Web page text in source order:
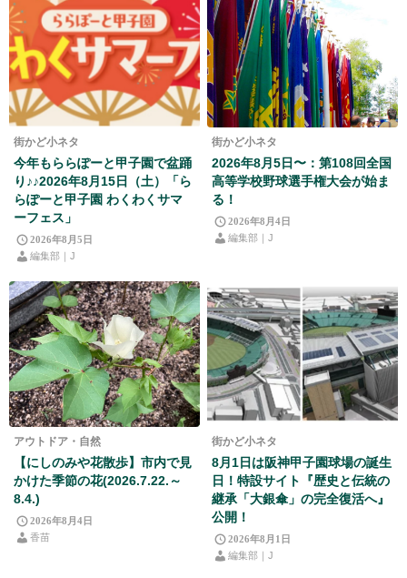
街かど小ネタ
今年もららぽーと甲子園で盆踊
り♪♪2026年8月15日（土）「ら
らぽーと甲子園 わくわくサマ
ーフェス」
2026年8月5日
編集部｜J
街かど小ネタ
2026年8月5日〜：第108回全国
高等学校野球選手権大会が始ま
る！
2026年8月4日
編集部｜J
アウトドア・自然
【にしのみや花散歩】市内で見
かけた季節の花(2026.7.22.～
8.4.)
2026年8月4日
香苗
街かど小ネタ
8月1日は阪神甲子園球場の誕生
日！特設サイト『歴史と伝統の
継承「大銀傘」の完全復活へ』
公開！
2026年8月1日
編集部｜J